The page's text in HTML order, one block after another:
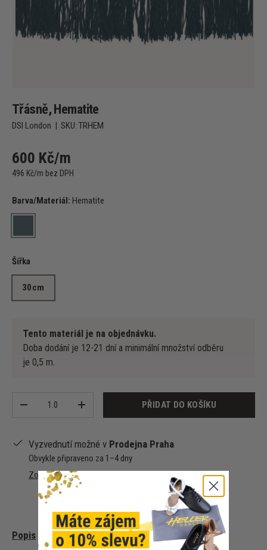
Třásně, Hematite
DSI London | SKU: TRHEM
600 Kč/m
496 Kč/m bez DPH
Barva/Materiál: Hematite
Hematite
Šířka
30cm
Tento materiál je na objednávku.
Doba dodání je 12-21 dní a minimální množství odběru
je 0,5 m.
+ PŘIDAT DO KOŠÍKU
Vyzvednutí možné v Prodejna Praha
Obvykle připraveno za 1–4 dny
Zobrazit informace o obchodu
Popis